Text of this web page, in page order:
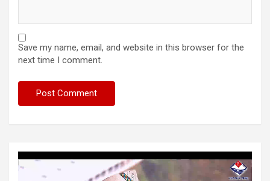
Save my name, email, and website in this browser for the
next time I comment.